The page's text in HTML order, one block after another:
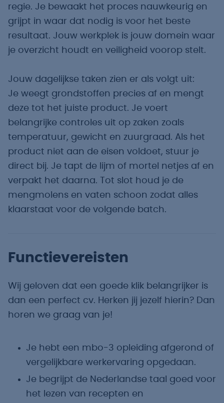
regie. Je bewaakt het proces nauwkeurig en
grijpt in waar dat nodig is voor het beste
resultaat. Jouw werkplek is jouw domein waar
je overzicht houdt en veiligheid voorop stelt.
Jouw dagelijkse taken zien er als volgt uit:
Je weegt grondstoffen precies af en mengt
deze tot het juiste product. Je voert
belangrijke controles uit op zaken zoals
temperatuur, gewicht en zuurgraad. Als het
product niet aan de eisen voldoet, stuur je
direct bij. Je tapt de lijm of mortel netjes af en
verpakt het daarna. Tot slot houd je de
mengmolens en vaten schoon zodat alles
klaarstaat voor de volgende batch.
Functievereisten
Wij geloven dat een goede klik belangrijker is
dan een perfect cv. Herken jij jezelf hierin? Dan
horen we graag van je!
Je hebt een mbo-3 opleiding afgerond of
vergelijkbare werkervaring opgedaan.
Je begrijpt de Nederlandse taal goed voor
het lezen van recepten en